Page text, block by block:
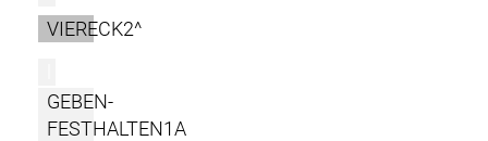
VIERECK2^
GEBEN-
FESTHALTEN1A